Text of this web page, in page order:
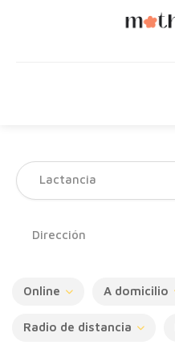
Lactancia
Online A domicilio
Radio de distancia